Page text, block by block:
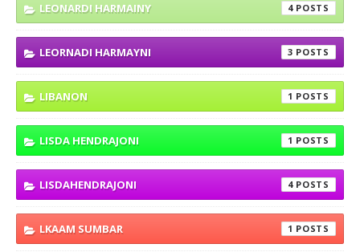
LEONARDI HARMAINY 4
LEORNADI HARMAYNI 3
LIBANON 1
LISDA HENDRAJONI 1
LISDAHENDRAJONI 4
LKAAM SUMBAR 1